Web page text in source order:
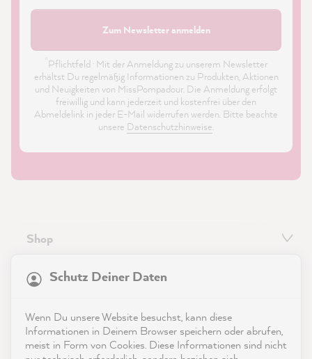
Zum Newsletter anmelden
Pflichtfeld · Mit der Anmeldung zu unserem Newsletter
erhältst Du regelmäßig Informationen zu Produkten, Aktionen
und Neuigkeiten von MissPompadour. Die Anmeldung erfolgt
freiwillig und kann jederzeit und kostenfrei über den
Abmeldelink in jeder E-Mail widerrufen werden. Bitte beachte
unsere Datenschutzhinweise.
Shop
Service
Kontakt
App herunterladen
Schutz Deiner Daten
Wenn Du unsere Website besuchst, kann diese
Informationen in Deinem Browser speichern oder abrufen,
meist in Form von Cookies. Diese Informationen sind nicht
reviews-io